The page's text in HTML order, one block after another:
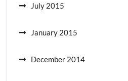
July 2015
January 2015
December 2014